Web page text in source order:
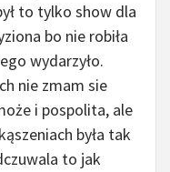
to tylko show dla
bo nie robiła
wydarzyło.
nie zmam sie
i pospolita, ale
była tak
to jak